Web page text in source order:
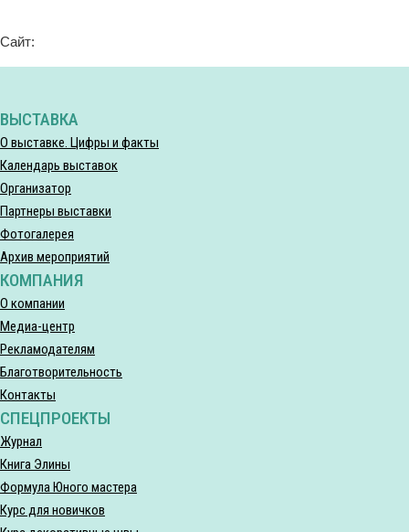
Сайт:
ВЫСТАВКА
О выставке. Цифры и факты
Календарь выставок
Организатор
Партнеры выставки
Фотогалерея
Архив мероприятий
КОМПАНИЯ
О компании
Медиа-центр
Рекламодателям
Благотворительность
Контакты
СПЕЦПРОЕКТЫ
Журнал
Книга Элины
Формула Юного мастера
Курс для новичков